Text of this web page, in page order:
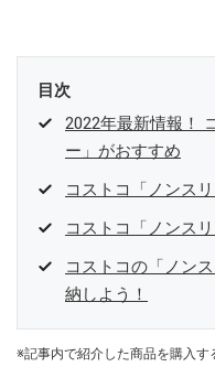
目次
2022年最新情報！
ー」がおすすめ
コストコ「ノンス
コストコ「ノンス
コストコの「ノン
納しよう！
※記事内で紹介した商品を購入